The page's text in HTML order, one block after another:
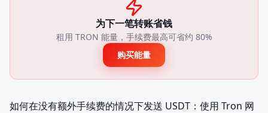
为下一笔转账省钱
租用 TRON 能量，手续费最高可省约 80%
购买能量
如何在没有额外手续费的情况下发送 USDT：使用 Tron 网